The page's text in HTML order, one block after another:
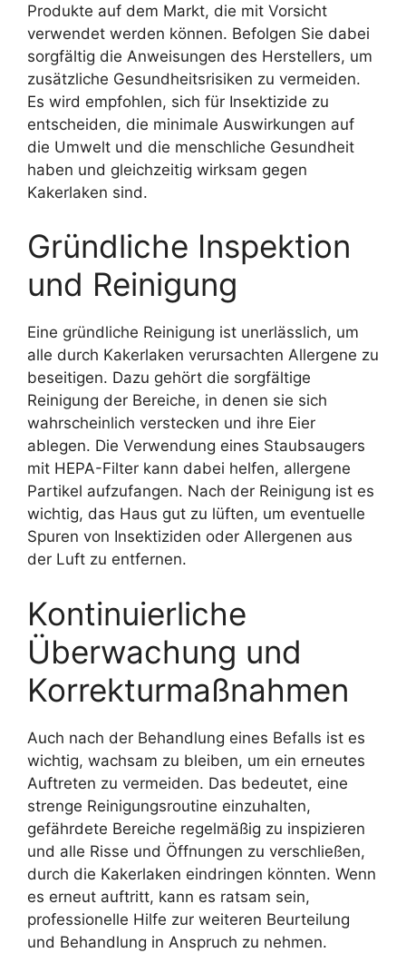
Produkte auf dem Markt, die mit Vorsicht
verwendet werden können. Befolgen Sie dabei
sorgfältig die Anweisungen des Herstellers, um
zusätzliche Gesundheitsrisiken zu vermeiden.
Es wird empfohlen, sich für Insektizide zu
entscheiden, die minimale Auswirkungen auf
die Umwelt und die menschliche Gesundheit
haben und gleichzeitig wirksam gegen
Kakerlaken sind.
Gründliche Inspektion
und Reinigung
Eine gründliche Reinigung ist unerlässlich, um
alle durch Kakerlaken verursachten Allergene zu
beseitigen. Dazu gehört die sorgfältige
Reinigung der Bereiche, in denen sie sich
wahrscheinlich verstecken und ihre Eier
ablegen. Die Verwendung eines Staubsaugers
mit HEPA-Filter kann dabei helfen, allergene
Partikel aufzufangen. Nach der Reinigung ist es
wichtig, das Haus gut zu lüften, um eventuelle
Spuren von Insektiziden oder Allergenen aus
der Luft zu entfernen.
Kontinuierliche
Überwachung und
Korrekturmaßnahmen
Auch nach der Behandlung eines Befalls ist es
wichtig, wachsam zu bleiben, um ein erneutes
Auftreten zu vermeiden. Das bedeutet, eine
strenge Reinigungsroutine einzuhalten,
gefährdete Bereiche regelmäßig zu inspizieren
und alle Risse und Öffnungen zu verschließen,
durch die Kakerlaken eindringen könnten. Wenn
es erneut auftritt, kann es ratsam sein,
professionelle Hilfe zur weiteren Beurteilung
und Behandlung in Anspruch zu nehmen.